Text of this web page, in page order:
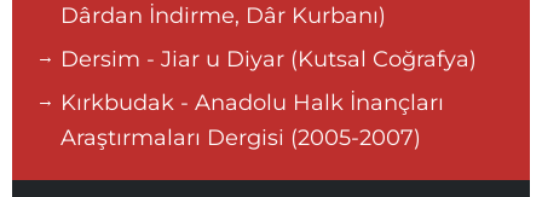
Dârdan İndirme, Dâr Kurbanı)
Dersim - Jiar u Diyar (Kutsal Coğrafya)
Kırkbudak - Anadolu Halk İnançları
Araştırmaları Dergisi (2005-2007)